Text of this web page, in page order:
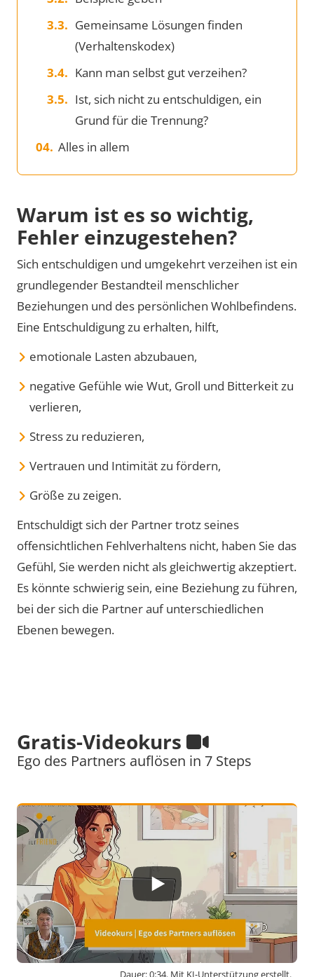
Gemeinsame Lösungen finden
(Verhaltenskodex)
Kann man selbst gut verzeihen?
Ist, sich nicht zu entschuldigen, ein
Grund für die Trennung?
Alles in allem
Warum ist es so wichtig,
Fehler einzugestehen?
Sich entschuldigen und umgekehrt verzeihen ist ein
grundlegender Bestandteil menschlicher
Beziehungen und des persönlichen Wohlbefindens.
Eine Entschuldigung zu erhalten, hilft,
emotionale Lasten abzubauen,
negative Gefühle wie Wut, Groll und Bitterkeit zu
verlieren,
Stress zu reduzieren,
Vertrauen und Intimität zu fördern,
Größe zu zeigen.
Entschuldigt sich der Partner trotz seines
offensichtlichen Fehlverhaltens nicht, haben Sie das
Gefühl, Sie werden nicht als gleichwertig akzeptiert.
Es könnte schwierig sein, eine Beziehung zu führen,
bei der sich die Partner auf unterschiedlichen
Ebenen bewegen.
Dauer: 0:34. Mit KI-Unterstützung erstellt.
Gratis-Videokurs
Ego des Partners auflösen in 7 Steps